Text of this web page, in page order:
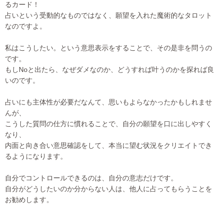
るカード！
占いという受動的なものではなく、願望を入れた魔術的なタロット
なのですよ。
私はこうしたい。という意思表示をすることで、その是非を問うの
です。
もしNoと出たら、なぜダメなのか、どうすれば叶うのかを探れば良
いのです。
占いにも主体性が必要だなんて、思いもよらなかったかもしれませ
んが、
こうした質問の仕方に慣れることで、自分の願望を口に出しやすく
なり、
内面と向き合い意思確認をして、本当に望む状況をクリエイトでき
るようになります。
自分でコントロールできるのは、自分の意志だけです。
自分がどうしたいのか分からない人は、他人に占ってもらうことを
お勧めします。